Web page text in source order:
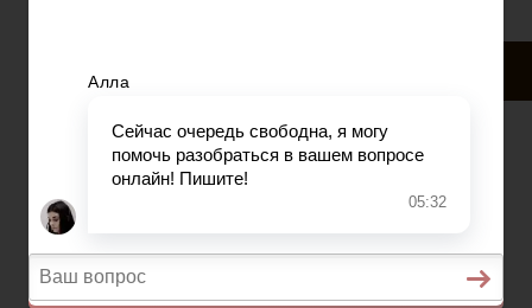
Трудовое право
Медицинское право
Вопросы и ответы
Главная
Военное право
Гражданство